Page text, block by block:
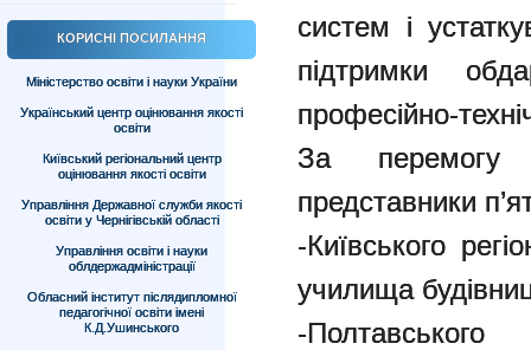
КОРИСНІ ПОСИЛАННЯ
Міністерство освіти і науки України
Український центр оцінювання якості
освіти
Київський регіональний центр
оцінювання якості освіти
Управління Державної служби якості
освіти у Чернігівській області
Управління освіти і науки
облдержадміністрації
Обласний інститут післядипломної
педагогічної освіти імені
К.Д.Ушинського
систем і
підтримки
професійно-
За перемогу
представники
-Київського
училища
-